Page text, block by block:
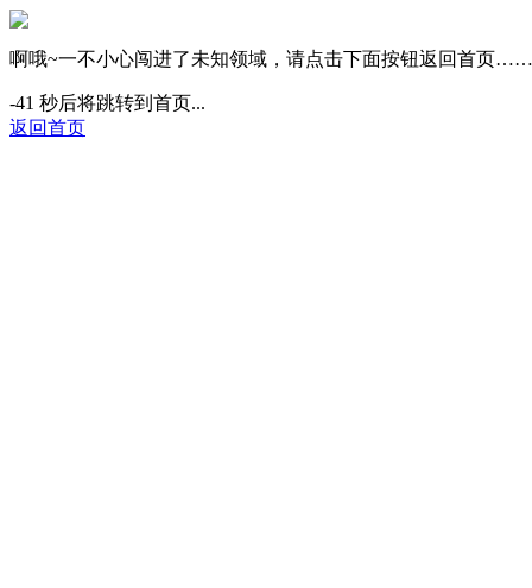
啊哦~一不小心闯进了未知领域，请点击下面按钮返回首页……
-42 秒后将跳转到首页...
返回首页